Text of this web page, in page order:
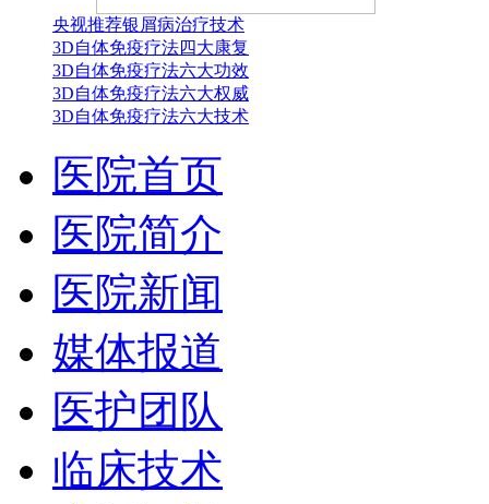
央视推荐银屑病治疗技术
3D自体免疫疗法四大康复
3D自体免疫疗法六大功效
3D自体免疫疗法六大权威
3D自体免疫疗法六大技术
医院首页
医院简介
医院新闻
媒体报道
医护团队
临床技术